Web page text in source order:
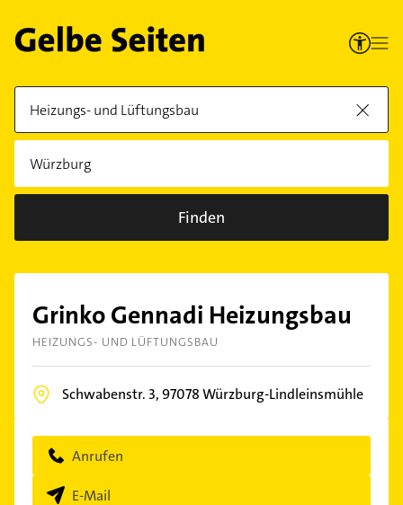
Finden
Grinko Gennadi Heizungsbau
HEIZUNGS- UND LÜFTUNGSBAU
Schwabenstr. 3,97078Würzburg-Lindleinsmühle
Anrufen
E-Mail